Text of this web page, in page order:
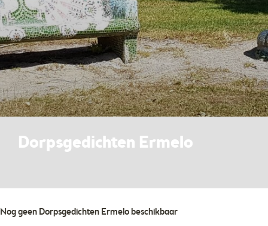
Dorpsgedichten Ermelo
Nog geen Dorpsgedichten Ermelo beschikbaar